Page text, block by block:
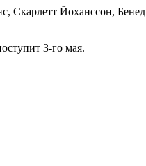
Скарлетт Йоханссон,
3-го мая.